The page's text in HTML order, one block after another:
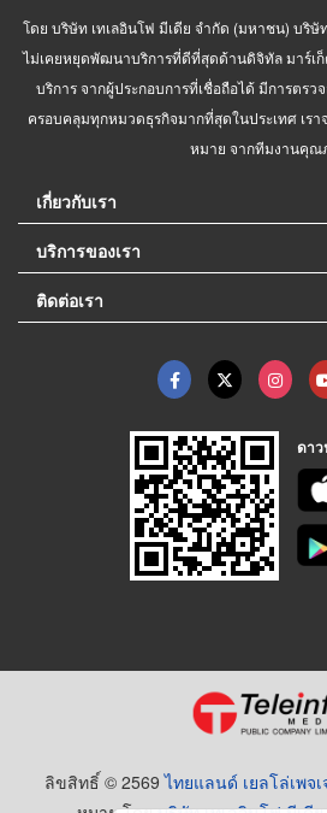
โดย บริษัท เทเลอินโฟ มีเดีย จำกัด (มหาชน) บริษั
ไม่เคยหยุดพัฒนาบริการที่ดีที่สุดด้านดิจิทัล มาร์เ
บริการ จากผู้ประกอบการที่เชื่อถือได้ มีการตร
ครอบคลุมทุกหมวดธุรกิจมากที่สุดในประเทศ เร
หมาย จากทีมงานคุณ
เกี่ยวกับเรา
บริการของเรา
ติดต่อเรา
ดา
ลิขสิทธิ์ © 2569ไทยแลนด์ เยลโล่เพจเ